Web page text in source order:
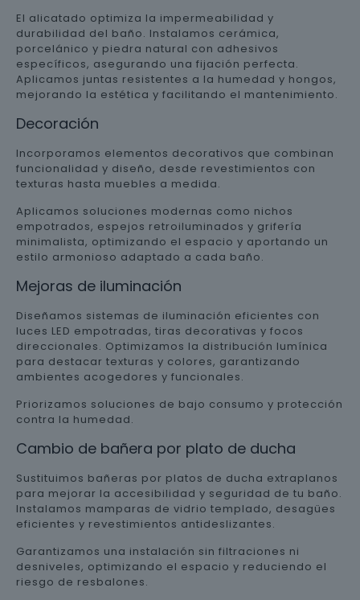
El alicatado optimiza la impermeabilidad y
durabilidad del baño. Instalamos cerámica,
porcelánico y piedra natural con adhesivos
específicos, asegurando una fijación perfecta.
Aplicamos juntas resistentes a la humedad y hongos,
mejorando la estética y facilitando el mantenimiento.
Decoración
Incorporamos elementos decorativos que combinan
funcionalidad y diseño, desde revestimientos con
texturas hasta muebles a medida.
Aplicamos soluciones modernas como nichos
empotrados, espejos retroiluminados y grifería
minimalista, optimizando el espacio y aportando un
estilo armonioso adaptado a cada baño.
Mejoras de iluminación
Diseñamos sistemas de iluminación eficientes con
luces LED empotradas, tiras decorativas y focos
direccionales. Optimizamos la distribución lumínica
para destacar texturas y colores, garantizando
ambientes acogedores y funcionales.
Priorizamos soluciones de bajo consumo y protección
contra la humedad.
Cambio de bañera por plato de ducha
Sustituimos bañeras por platos de ducha extraplanos
para mejorar la accesibilidad y seguridad de tu baño.
Instalamos mamparas de vidrio templado, desagües
eficientes y revestimientos antideslizantes.
Garantizamos una instalación sin filtraciones ni
desniveles, optimizando el espacio y reduciendo el
riesgo de resbalones.